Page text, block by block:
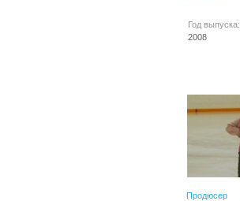
Год выпуска:
2008
Продюсер